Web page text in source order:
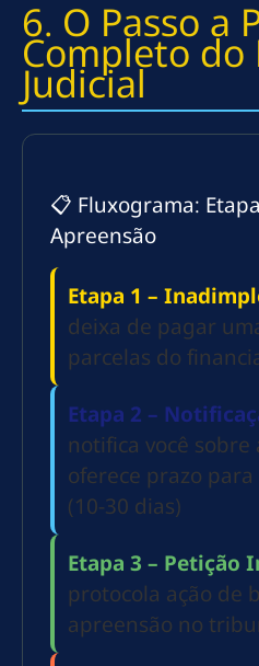
6. O Passo a
Completo do
Judicial
📋 Fluxograma:
Apreensão
Etapa 1 –
deixa de pagar
parcelas do
Etapa 2 –
notifica você sobre
oferece prazo
(10-30 dias)
Etapa 3 – Petição
protocola ação de
apreensão no